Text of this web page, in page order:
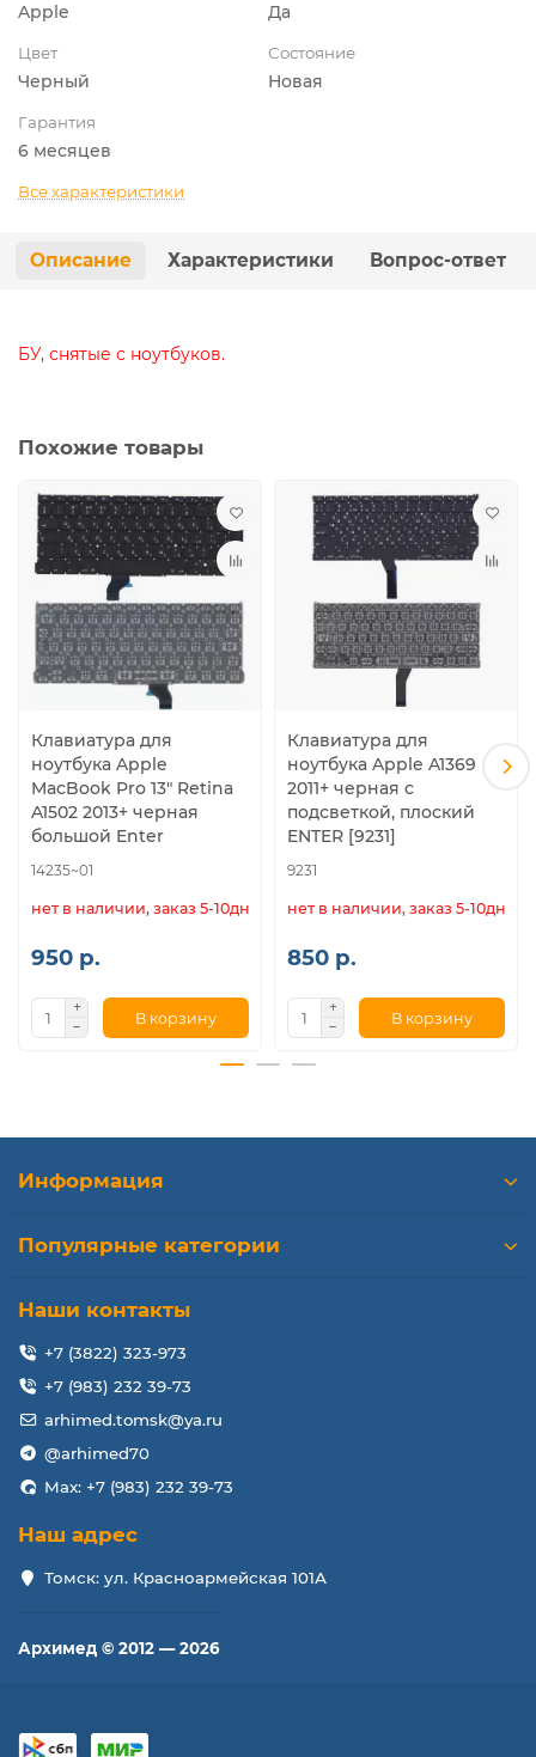
Apple Да
Цвет
Черный
Состояние
Новая
Гарантия
6 месяцев
Все характеристики
Описание Характеристики Вопрос-ответ
БУ, снятые с ноутбуков.
Похожие товары
Клавиатура для
ноутбука Apple
MacBook Pro 13" Retina
A1502 2013+ черная
большой Enter
14235~01
нет в наличии, заказ 5-10дн.
950 р.
В корзину
Клавиатура для
ноутбука Apple A1369
2011+ черная с
подсветкой, плоский
ENTER [9231]
9231
нет в наличии, заказ 5-10дн.
850 р.
В корзину
Информация
Популярные категории
Наши контакты
+7 (3822) 323-973
+7 (983) 232 39-73
arhimed.tomsk@ya.ru
@arhimed70
Max: +7 (983) 232 39-73
Наш адрес
Томск: ул. Красноармейская 101А
Архимед © 2012 — 2026